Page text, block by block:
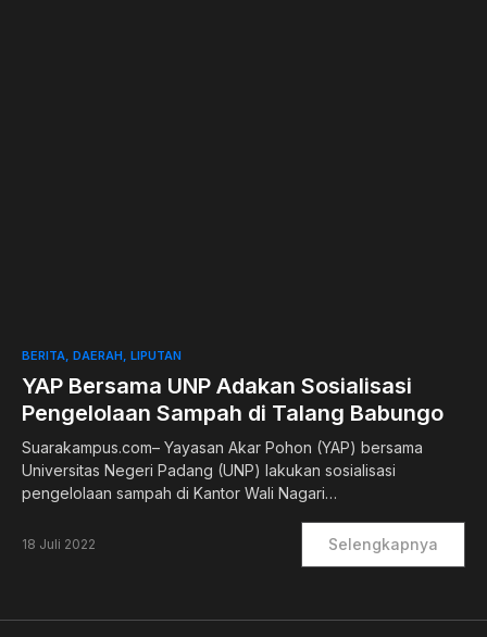
BERITA DAERAH LIPUTAN
YAP Bersama UNP Adakan Sosialisasi
Pengelolaan Sampah di Talang Babungo
Suarakampus.com– Yayasan Akar Pohon (YAP) bersama
Universitas Negeri Padang (UNP) lakukan sosialisasi
pengelolaan sampah di Kantor Wali Nagari…
18 Juli 2022 Selengkapnya